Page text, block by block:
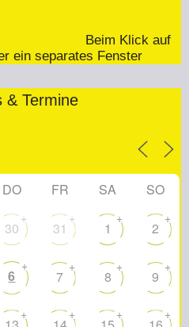
Beim Klick auf
ein separates Fenster
& Termine
DO FR SA SO
30
+
31
+
1
+
2
+
6
+
7
+
8
+
9
+
+ + + +